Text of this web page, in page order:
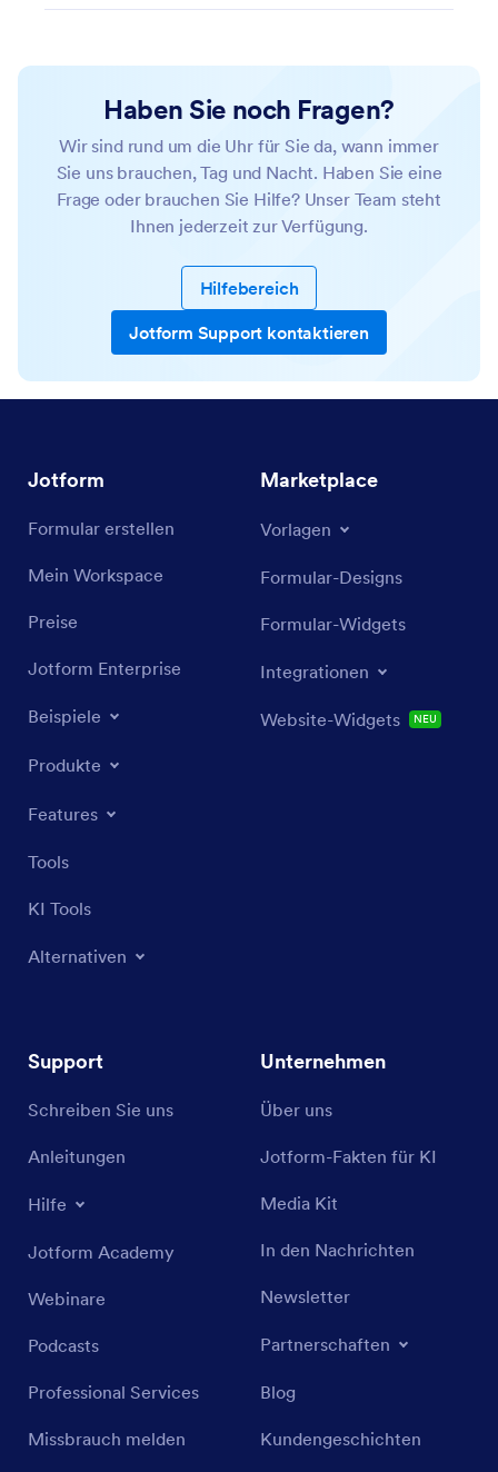
Haben Sie noch Fragen?
Wir sind rund um die Uhr für Sie da, wann immer
Sie uns brauchen, Tag und Nacht. Haben Sie eine
Frage oder brauchen Sie Hilfe? Unser Team steht
Ihnen jederzeit zur Verfügung.
Hilfebereich
Jotform Support kontaktieren
Jotform
Formular erstellen
Mein Workspace
Preise
Jotform Enterprise
Beispiele
Produkte
Features
Tools
KI Tools
Alternativen
Marketplace
Vorlagen
Formular-Designs
Formular-Widgets
Integrationen
Website-Widgets NEU
Support
Schreiben Sie uns
Anleitungen
Hilfe
Jotform Academy
Webinare
Podcasts
Professional Services
Missbrauch melden
Unternehmen
Über uns
Jotform-Fakten für KI
Media Kit
In den Nachrichten
Newsletter
Partnerschaften
Blog
Kundengeschichten